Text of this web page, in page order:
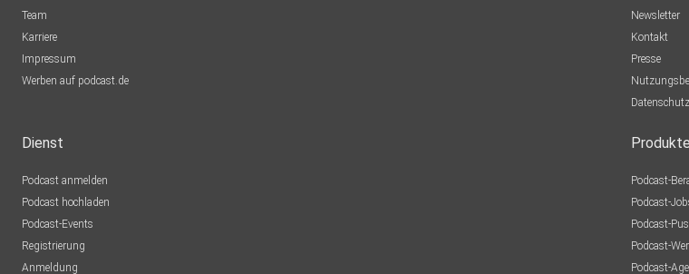
Team
Karriere
Impressum
Werben auf podcast.de
Newsletter
Kontakt
Presse
Datenschutz
Dienst
Podcast anmelden
Podcast hochladen
Podcast-Events
Registrierung
Anmeldung
Produkte
Podcast-
Podcast-
Podcast-
Podcast-
Podcast-